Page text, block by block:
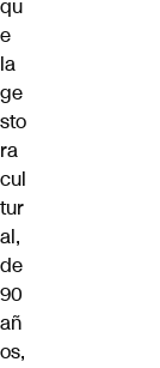
qu
e
la
ge
sto
ra
cul
tur
al,
de
90
añ
os,